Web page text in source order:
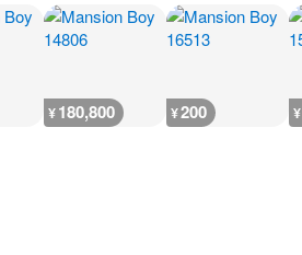
¥180,800 ¥200 ¥